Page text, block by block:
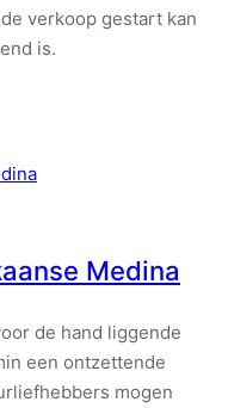
verkoop gestart kan
is.
Medina
de hand liggende
een ontzettende
mogen